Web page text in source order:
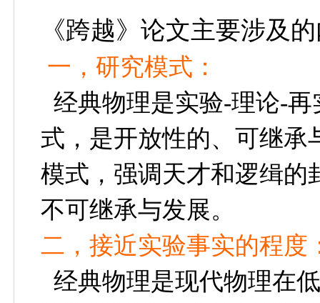
《跨越》论文主要涉及
一，研究模式：
经典物理是实验-理论-再
式，是开放性的、可继承
模式，强调天才和逻缉的
不可继承与发展。
二，接近实验事实的程度
经典物理是现代物理在